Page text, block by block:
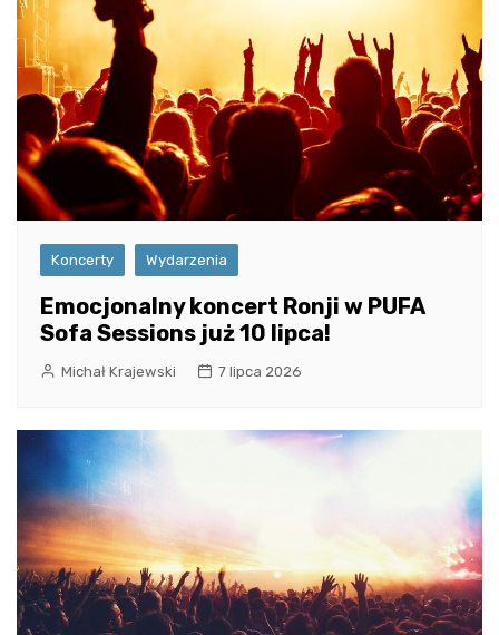
Koncerty Wydarzenia
Emocjonalny koncert Ronji w PUFA
Sofa Sessions już 10 lipca!
Michał Krajewski 7 lipca 2026